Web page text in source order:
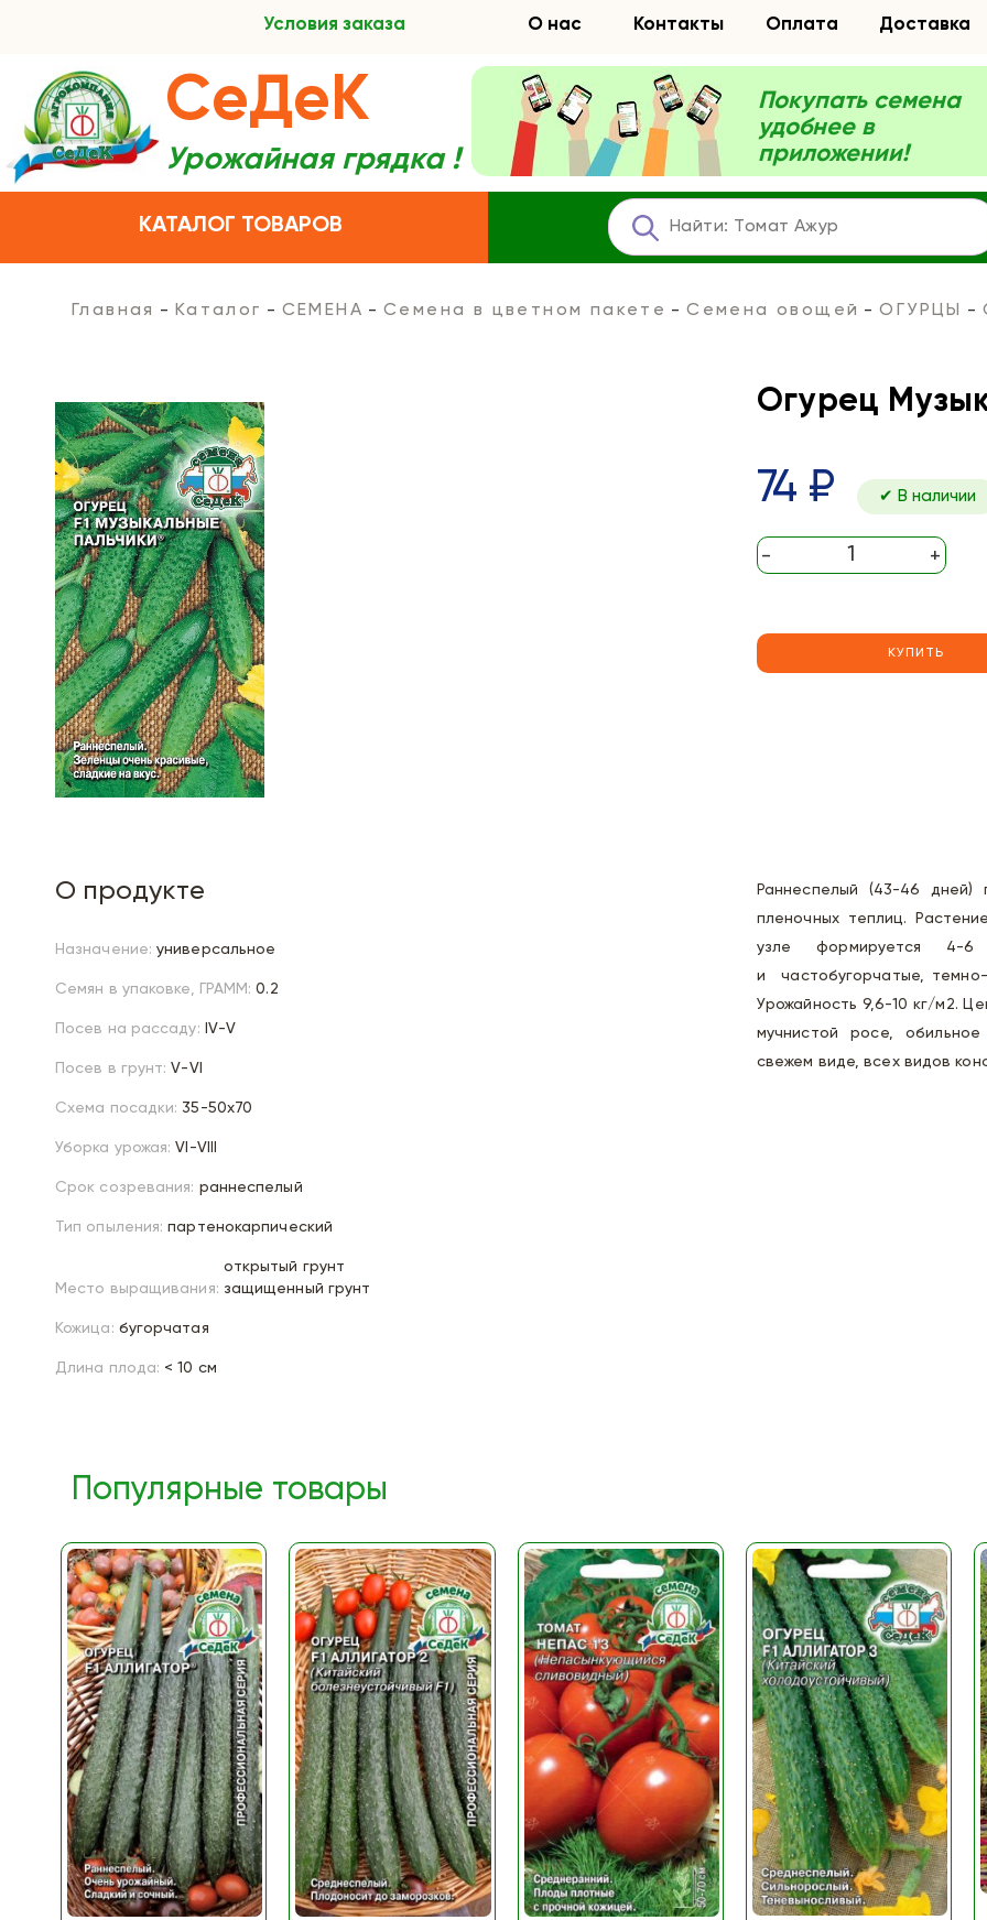
Условия заказа О нас Контакты Оплата Доставка
КАТАЛОГ ТОВАРОВ
СеДеК
Урожайная грядка !
Покупать семена
удобнее в
приложении!
Главная Каталог СЕМЕНА Семена в цветном пакете Семена овощей ОГУРЦЫ
Огурец
74 ₽ ✔ В наличии
- +
КУПИТЬ
О продукте
Назначение: универсальное
Семян в упаковке, ГРАММ: 0.2
Посев на рассаду: IV-V
Посев в грунт: V-VI
Схема посадки: 35-50х70
Уборка урожая: VI-VIII
Срок созревания: раннеспелый
Тип опыления: партенокарпический
Место выращивания:
открытый грунт
защищенный грунт
Кожица: бугорчатая
Длина плода: < 10 см
Раннеспелый (43-46 дней)
пленочных теплиц.
узле формируется 4-6
и частобугорчатые,
Урожайность 9,6-10 кг/м2.
мучнистой росе,
свежем виде, всех видов
Популярные товары